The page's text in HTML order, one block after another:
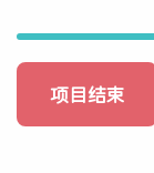
项目结束